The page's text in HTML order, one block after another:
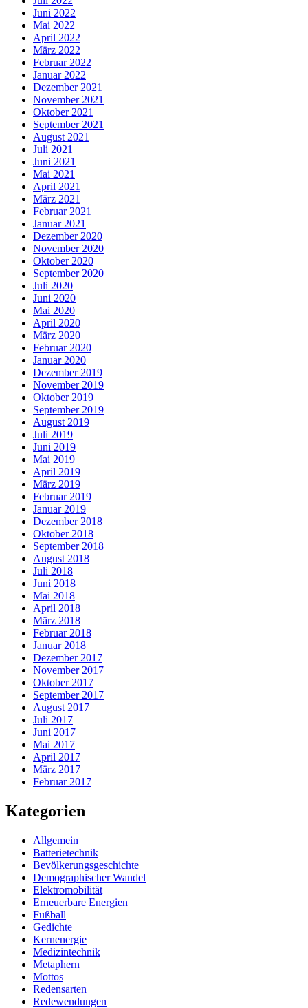
Juni 2022
Mai 2022
April 2022
März 2022
Februar 2022
Januar 2022
Dezember 2021
November 2021
Oktober 2021
September 2021
August 2021
Juli 2021
Juni 2021
Mai 2021
April 2021
März 2021
Februar 2021
Januar 2021
Dezember 2020
November 2020
Oktober 2020
September 2020
Juli 2020
Juni 2020
Mai 2020
April 2020
März 2020
Februar 2020
Januar 2020
Dezember 2019
November 2019
Oktober 2019
September 2019
August 2019
Juli 2019
Juni 2019
Mai 2019
April 2019
März 2019
Februar 2019
Januar 2019
Dezember 2018
Oktober 2018
September 2018
August 2018
Juli 2018
Juni 2018
Mai 2018
April 2018
März 2018
Februar 2018
Januar 2018
Dezember 2017
November 2017
Oktober 2017
September 2017
August 2017
Juli 2017
Juni 2017
Mai 2017
April 2017
März 2017
Februar 2017
Kategorien
Allgemein
Batterietechnik
Bevölkerungsgeschichte
Demographischer Wandel
Elektromobilität
Erneuerbare Energien
Fußball
Gedichte
Kernenergie
Medizintechnik
Metaphern
Mottos
Redensarten
Redewendungen